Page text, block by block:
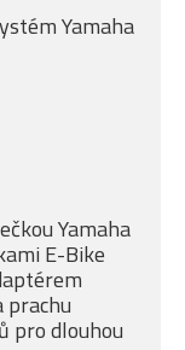
Yamaha
Yamaha
E-Bike
prachu
pro dlouhou